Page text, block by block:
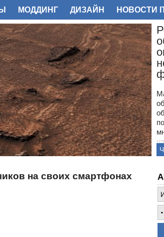
на своих смартфонах
МОДДИНГ ДИЗАЙН НОВОСТИ
ФОТО